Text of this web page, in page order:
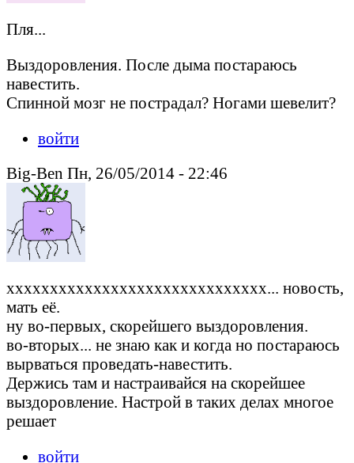
Пля...
Выздоровления. После дыма постараюсь
навестить.
Спинной мозг не пострадал? Ногами шевелит?
войти
Big-Ben Пн, 26/05/2014 - 22:46
хххххххххххххххххххххххххххххх... новость,
мать её.
ну во-первых, скорейшего выздоровления.
во-вторых... не знаю как и когда но постараюсь
вырваться проведать-навестить.
Держись там и настраивайся на скорейшее
выздоровление. Настрой в таких делах многое
решает
войти